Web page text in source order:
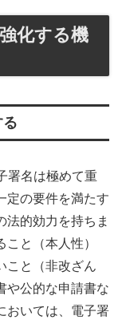
化する機
署名は極めて重
定の要件を満たす
法的効力を持ちま
と（本人性）
こと（非改ざん
や公的な申請書な
おいては、電子署